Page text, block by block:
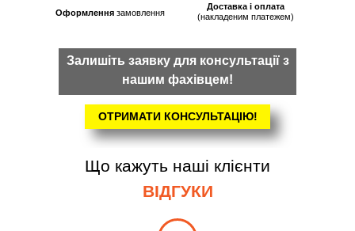
Оформлення замовлення
Доставка і оплата
(накладеним платежем)
ОТРИМАТИ КОНСУЛЬТАЦІЮ!
Залишіть заявку для консультації з
нашим фахівцем!
Що кажуть наші клієнти
ВІДГУКИ